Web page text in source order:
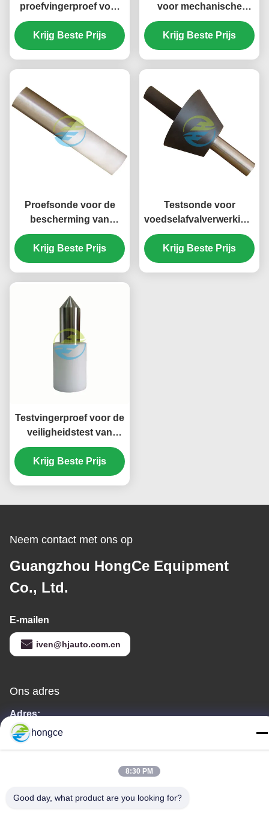
proefvingerproef voor
mechanische sterkte en
bescherming tegen
toegang tot gevaarlijke
Krijg Beste Prijs
voor mechanische
sterkte en
toegankelijkheid
Krijg Beste Prijs
Proefsonde voor de
bescherming van
ventilatorbescherming
voor gevaarlijke
mechanische
IEC-testapparatuur
Krijg Beste Prijs
Testsonde voor
31 voor IEC 61032
Figuur 14 Gevaarlijke
mechanische
Krijg Beste Prijs
Testvingerproef voor de
veiligheidstest van
huishoudelijke
apparaten volgens IEC
61032
Krijg Beste Prijs
Neem contact met ons op
Guangzhou HongCe Equipment
Co., Ltd.
E-mailen
iven@hjauto.com.cn
Ons adres
Adres:
Nr.6-39, Yaogu-boerderij, Shibi No.3 Village, Shibi Street, Panyu
District, Guangzhou
hongce
8:30 PM
Good day, what product are you looking for?